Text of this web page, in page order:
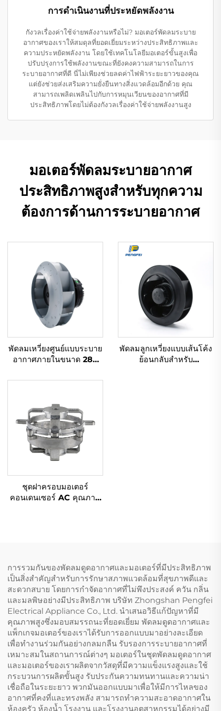
การดำเนินงานที่ประหยัดพลังงาน
กังวลเรื่องค่าใช้จ่ายพลังงานหรือไม่? มอเตอร์พัดลมระบาย
อากาศของเราให้สมดุลที่ยอดเยี่ยมระหว่างประสิทธิภาพและ
ความประหยัดพลังงาน โดยใช้เทคโนโลยีมอเตอร์ขั้นสูงเพื่อ
ปรับปรุงการใช้พลังงานขณะที่ยังคงความสามารถในการ
ระบายอากาศที่ดี นี่ไม่เพียงช่วยลดค่าไฟฟ้าระยะยาวของคุณ
แต่ยังช่วยส่งเสริมความยั่งยืนทางสิ่งแวดล้อมอีกด้วย คุณ
สามารถเพลิดเพลินไปกับการหมุนเวียนของอากาศที่มี
ประสิทธิภาพโดยไม่ต้องกังวลเรื่องค่าใช้จ่ายพลังงานสูง
มอเตอร์พัดลมระบายอากาศ
ประสิทธิภาพสูงสำหรับทุกความ
ต้องการด้านการระบายอากาศ
พัดลมเหวี่ยงศูนย์แบบระบาย
อากาศภายในขนาด 280
เหมาะสำหรับปล่องระบาย
พัดลมลูกเหวี่ยงแบบเส้นโค้ง
ย้อนกลับสำหรับ
ชุดฝาครอบมอเตอร์
คอนเดนเซอร์ AC คุณภาพ
การรวมกันของพัดลมดูดอากาศและมอเตอร์ที่มีประสิทธิภาพ
เป็นสิ่งสำคัญสำหรับการรักษาสภาพแวดล้อมที่สุขภาพดีและ
สะดวกสบาย โดยการกำจัดอากาศที่ไม่พึงประสงค์ ควัน กลิ่น
และมลพิษอย่างมีประสิทธิภาพ บริษัท Zhongshan Pengfei
Electrical Appliance Co., Ltd. นำเสนอวิธีแก้ปัญหาที่มี
คุณภาพสูงซึ่งมอบสมรรถนะที่ยอดเยี่ยม พัดลมดูดอากาศและ
แพ็กเกจมอเตอร์ของเราได้รับการออกแบบมาอย่างละเอียด
เพื่อทำงานร่วมกันอย่างกลมกลืน รับรองการระบายอากาศที่
เหมาะสมในสถานการณ์ต่างๆ มอเตอร์ในชุดพัดลมดูดอากาศ
และมอเตอร์ของเราผลิตจากวัสดุที่มีความแข็งแรงสูงและใช้
กระบวนการผลิตขั้นสูง รับประกันความทนทานและความน่า
เชื่อถือในระยะยาว พวกมันออกแบบมาเพื่อให้มีการไหลของ
อากาศที่คงที่และทรงพลัง สามารถทำความสะอาดอากาศใน
ห้องครัว ห้องน้ำ โรงงาน และโรงงานอุตสาหกรรมได้อย่างมี